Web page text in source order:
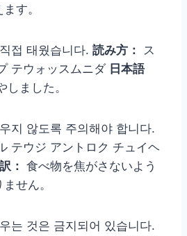
す。
접 태웠습니다. 読み方：
ス
テウォッスムニダ 日本語
しました。
지 않도록 주의해야 합니다.
テウジ アントロク チュイヘ
： 食べ物を焦がさないよう
せん。
는 것은 금지되어 있습니다.